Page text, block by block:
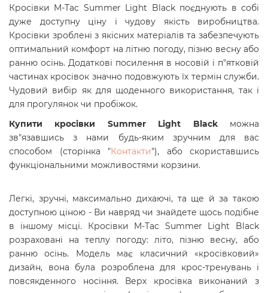
Кросівки M-Tac Summer Light Black поєднують в собі
дуже доступну ціну і чудову якість виробництва.
Кросівки зроблені з якісних матеріалів та забезпечують
оптимальний комфорт на літню погоду, пізню весну або
ранню осінь. Додаткові посилення в носовій і п"ятковій
частинах кросівок значно подовжують їх термін служби.
Чудовий вибір як для щоденного використання, так і
для прогулянок чи пробіжок.
Купити кросівки Summer Light Black
можна
зв"язавшись з нами будь-яким зручним для вас
способом (сторінка "Контакти"), або скориставшись
функціональними можливостями корзини.
Легкі, зручні, максимально дихаючі, та ще й за такою
доступною ціною - Ви навряд чи знайдете щось подібне
в іншому місці. Кросівки M-Tac Summer Light Black
розраховані на теплу погоду: літо, пізню весну, або
ранню осінь. Модель має класичний «кросівковий»
дизайн, вона була розроблена для крос-тренувань і
повсякденного носіння. Верх кросівка виконаний з